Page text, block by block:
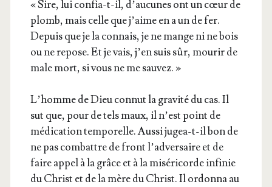
« Sire, lui confia-t-il, d’au­cunes ont un cœur de
plomb, mais celle que j’aime en a un de fer.
Depuis que je la connais, je ne mange ni ne bois
ou ne repose. Et je vais, j’en suis sûr, mou­rir de
male mort, si vous ne me sauvez. »
L’homme de Dieu connut la gra­vi­té du cas. Il
sut que, pour de tels maux, il n’est point de
médi­ca­tion tem­po­relle. Aus­si jugea-t-il bon de
ne pas com­battre de front l’ad­ver­saire et de
faire appel à la grâce et à la misé­ri­corde infi­nie
du Christ et de la mère du Christ. Il ordon­na au